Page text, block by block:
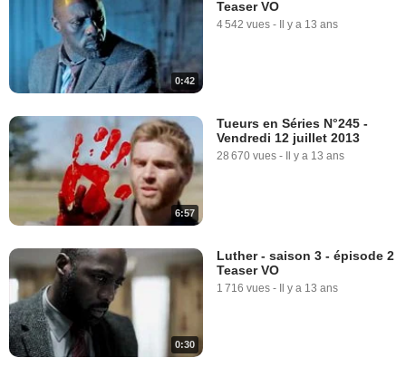
0:42
Teaser VO
4 542 vues - Il y a 13 ans
6:57
Tueurs en Séries N°245 -
Vendredi 12 juillet 2013
28 670 vues - Il y a 13 ans
0:30
Luther - saison 3 - épisode 2
Teaser VO
1 716 vues - Il y a 13 ans